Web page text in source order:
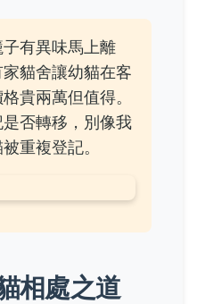
有異味馬上離
貓舍讓幼貓在客
貴兩萬但值得。
否轉移，別像我
重複登記。
相處之道